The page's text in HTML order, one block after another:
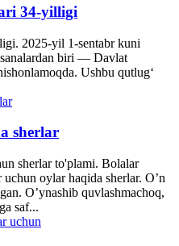
34-yilligi
2025-yil 1-sentabr kuni
biri — Davlat
Ushbu qutlug‘
sherlar
sherlar to'plami. Bolalar
oylar haqida sherlar. O’n
O’ynashib quvlashmachoq,
saf...